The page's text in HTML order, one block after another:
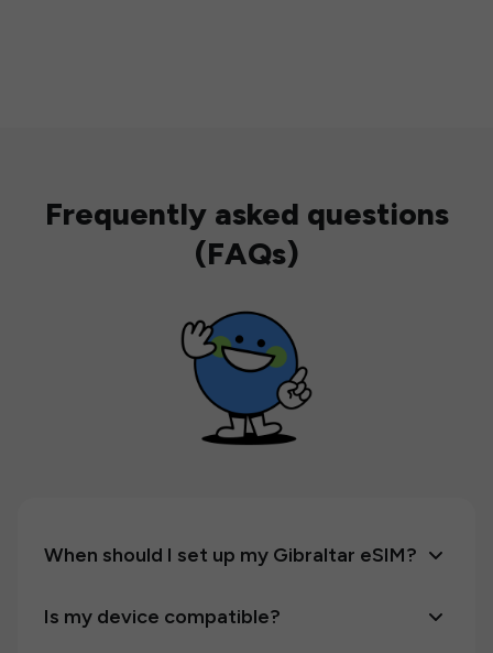
Frequently asked questions
(FAQs)
When should I set up my Gibraltar eSIM?
Is my device compatible?